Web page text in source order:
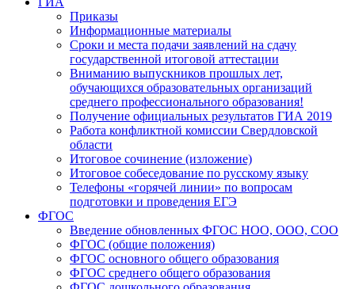
Приказы
Информационные материалы
Сроки и места подачи заявлений на сдачу
государственной итоговой аттестации
Вниманию выпускников прошлых лет,
обучающихся образовательных организаций
среднего профессионального образования!
Получение официальных результатов ГИА 2019
Работа конфликтной комиссии Свердловской
области
Итоговое сочинение (изложение)
Итоговое собеседование по русскому языку
Телефоны «горячей линии» по вопросам
подготовки и проведения ЕГЭ
ФГОС
Введение обновленных ФГОС НОО, ООО, СОО
ФГОС (общие положения)
ФГОС основного общего образования
ФГОС среднего общего образования